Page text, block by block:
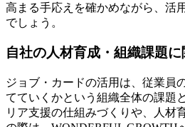
高まる手応えを確かめながら、活
でしょう。
自社の人材育成・組織課題
ジョブ・カードの活用は、従業員
てていくかという組織全体の課題
リア支援の仕組みづくりや、人材